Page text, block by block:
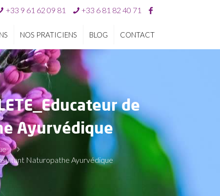
+33 9 61 62 09 81 +33 6 81 82 40 71
NOS PRATICIENS BLOG CONTACT
de
Ayurvédique
Naturopathe Ayurvédique